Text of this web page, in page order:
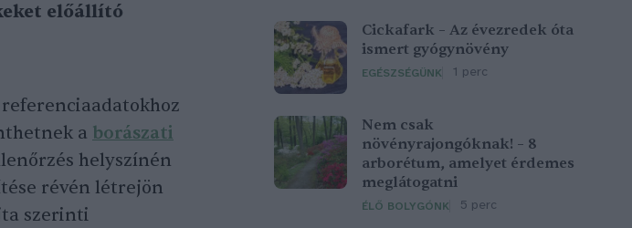
előállító
a borászati
helyszínén
révén létrejön
szerinti
Cickafark – Az évezredek óta
ismert gyógynövény
EGÉSZSÉGÜNK 1 perc
Nem csak
növényrajongóknak! – 8
arborétum, amelyet érdemes
meglátogatni
ÉLŐ BOLYGÓNK 5 perc